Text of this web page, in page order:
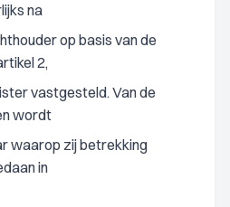
na
op basis van de
2,
vastgesteld. Van de
wordt
waarop zij betrekking
in